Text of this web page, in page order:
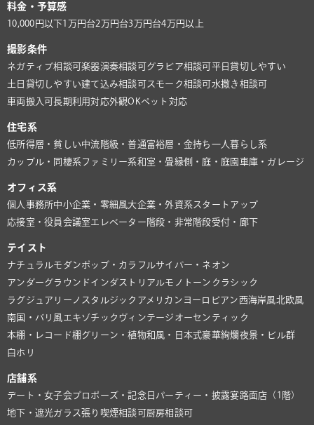
料金・予算感
10,000円以下1万円台2万円台3万円台4万円以上
撮影条件
ネガティブ相談可楽器演奏相談可グラビア相談可平日貸切しやすい
土日貸切しやすい建て込み相談可スモーク相談可水撒き相談可
車両搬入可長期利用対応外観OKペット対応
住宅系
低所得層・貧しい中流階級・普通富裕層・金持ち 一人暮らし系
カップル・同棲系ファミリー系和室・畳縁側・庭・庭園 車庫・ガレージ
オフィス系
個人事務所中小企業・零細風大企業・外資系スタートアップ
応接室・役員会議室 エレベーター階段・非常階段受付・廊下
テイスト
ナチュラルモダンポップ・カラフルサイバー・ネオン
アンダーグラウンド インダストリアルモノトーン クラシック
ラグジュアリー ノスタルジック アメリカン ヨーロピアン西海岸風北欧風
南国・バリ風 エキゾチック ヴィンテージ オーセンティック
本棚・レコード棚グリーン・植物和風・日本式豪華絢爛夜景・ビル群
白ホリ
店舗系
デート・女子会プロポーズ・記念日 パーティー・披露宴路面店（1階）
地下・遮光ガラス張り 喫煙相談可厨房相談可